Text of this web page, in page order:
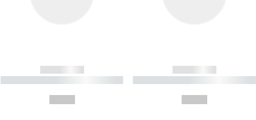
------------
----------- ----------- ----------
------------
----------- ----------- ----------